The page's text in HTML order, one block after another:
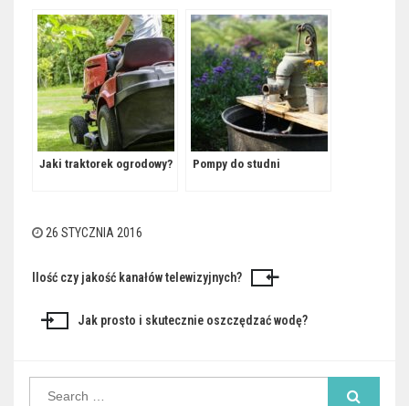
Jaki traktorek ogrodowy? Pompy do studni
26 STYCZNIA 2016
Nawigacja
wpisu
Ilość czy jakość kanałów telewizyjnych?
Jak prosto i skutecznie oszczędzać wodę?